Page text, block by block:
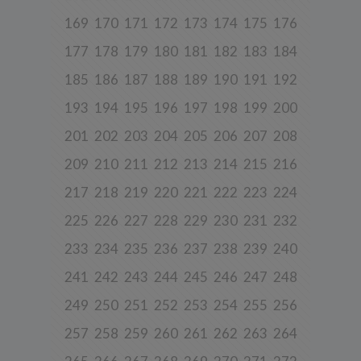
169 170 171 172 173 174 175 176
177 178 179 180 181 182 183 184
185 186 187 188 189 190 191
192
193 194 195 196 197 198 199 200
201 202 203 204 205 206 207 208
209 210 211 212 213 214 215 216
217 218 219 220 221 222 223 224
225 226 227 228 229 230 231 232
233 234 235 236 237 238 239 240
241 242 243 244 245 246 247 248
249 250 251 252 253 254 255 256
257 258 259 260 261 262 263 264
3. Zakres przetwarzanych danych
Spółka przetwarza dane, które użytkownicy podają lub
korzystania z naszych usług (wraz ze zautomatyzowaną analizą
Spółka przetwarza również dane, które użytkownik podaje w celu
założenia konta lub korzystania z usługi newslettera, tj. imię,
nazwisko, adres e-mail.
4. Cel i podstawa przetwarzania danych
Twoje dane będą przetwarzane do celu:
a) realizacji usługi w oparciu o regulamin korzystania z serwisu, jeśli
użytkownik zarejestruje swoje konto lub skorzysta z usługi
także wykrywania nadużyć oraz pomiarów statystycznych i
udoskonalenia usług, będącego realizacją naszego prawnie
uzasadnionego interesu (podstawa z art. 6 ust. 1 lit. f RODO),
roszczeniami będącego realizacją naszego prawnie uzasadnionego